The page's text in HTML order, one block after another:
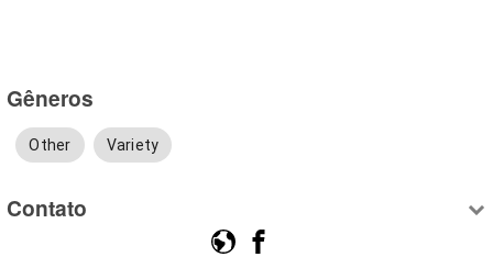
Gêneros
Other Variety
Contato